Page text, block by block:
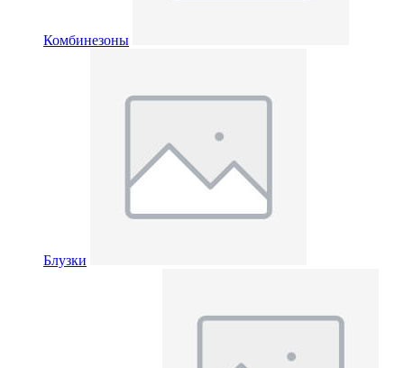
Комбинезоны
Блузки